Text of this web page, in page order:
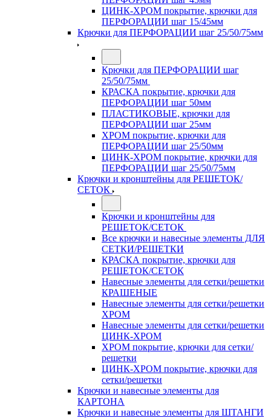
ЦИНК-ХРОМ покрытие, крючки для
ПЕРФОРАЦИИ шаг 15/45мм
Крючки для ПЕРФОРАЦИИ шаг 25/50/75мм
Крючки для ПЕРФОРАЦИИ шаг
25/50/75мм
КРАСКА покрытие, крючки для
ПЕРФОРАЦИИ шаг 50мм
ПЛАСТИКОВЫЕ, крючки для
ПЕРФОРАЦИИ шаг 25мм
ХРОМ покрытие, крючки для
ПЕРФОРАЦИИ шаг 25/50мм
ЦИНК-ХРОМ покрытие, крючки для
ПЕРФОРАЦИИ шаг 25/50/75мм
Крючки и кронштейны для РЕШЕТОК/
СЕТОК
Крючки и кронштейны для
РЕШЕТОК/СЕТОК
Все крючки и навесные элементы ДЛЯ
СЕТКИ/РЕШЕТКИ
КРАСКА покрытие, крючки для
РЕШЕТОК/СЕТОК
Навесные элементы для сетки/решетки
КРАШЕНЫЕ
Навесные элементы для сетки/решетки
ХРОМ
Навесные элементы для сетки/решетки
ЦИНК-ХРОМ
ХРОМ покрытие, крючки для сетки/
решетки
ЦИНК-ХРОМ покрытие, крючки для
сетки/решетки
Крючки и навесные элементы для
КАРТОНА
Крючки и навесные элементы для ШТАНГИ